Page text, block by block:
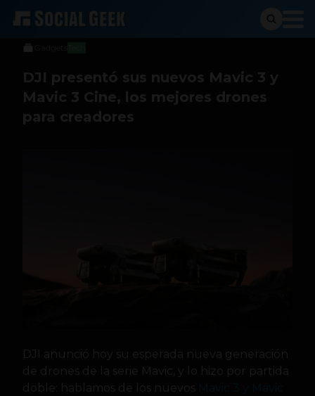
Social Geek
5 de noviembre de 2021
DJI presentó sus nuevos Mavic 3 y
Mavic 3 Cine, los mejores drones
para creadores
DJI anunció hoy su esperada nueva generación
de drones de la serie Mavic, y lo hizo por partida
doble: hablamos de los nuevos